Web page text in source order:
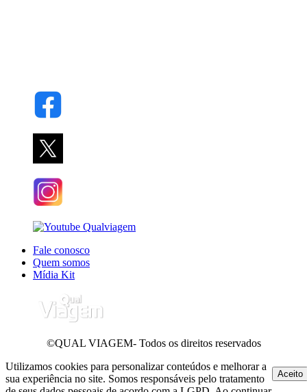
Fale conosco
Quem somos
Mídia Kit
©QUAL VIAGEM- Todos os direitos reservados
Utilizamos cookies para personalizar conteúdos e melhorar a
sua experiência no site. Somos responsáveis pelo tratamento
Aceito